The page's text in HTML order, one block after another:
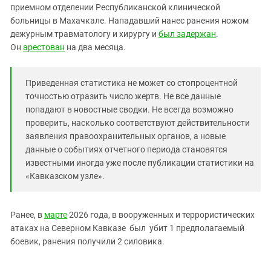
ЮФО
приемном отделении Республиканской клинической
больницы в Махачкале. Нападавший нанес ранения ножом
дежурным травматологу и хирургу и был задержан.
Он арестован на два месяца.
Приведенная статистика не может со стопроцентной
точностью отразить число жертв. Не все данные
попадают в новостные сводки. Не всегда возможно
проверить, насколько соответствуют действительности
заявления правоохранительных органов, а новые
данные о событиях отчетного периода становятся
известными иногда уже после публикации статистики на
«Кавказском узле».
Ранее, в марте2026 года, в вооруженных и террористических
атаках на Северном Кавказе был убит 1 предполагаемый
боевик, ранения получили 2 силовика.